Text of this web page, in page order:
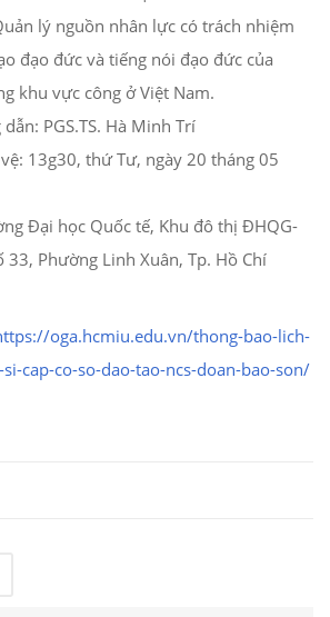
lý nguồn nhân lực có trách nhiệm
đạo đức và tiếng nói đạo đức của
khu vực công ở Việt Nam.
PGS.TS. Hà Minh Trí
13g30, thứ Tư, ngày 20 tháng 05
Đại học Quốc tế, Khu đô thị ĐHQG-
33, Phường Linh Xuân, Tp. Hồ Chí
oga.hcmiu.edu.vn/thong-bao-lich-
cap-co-so-dao-tao-ncs-doan-bao-son/